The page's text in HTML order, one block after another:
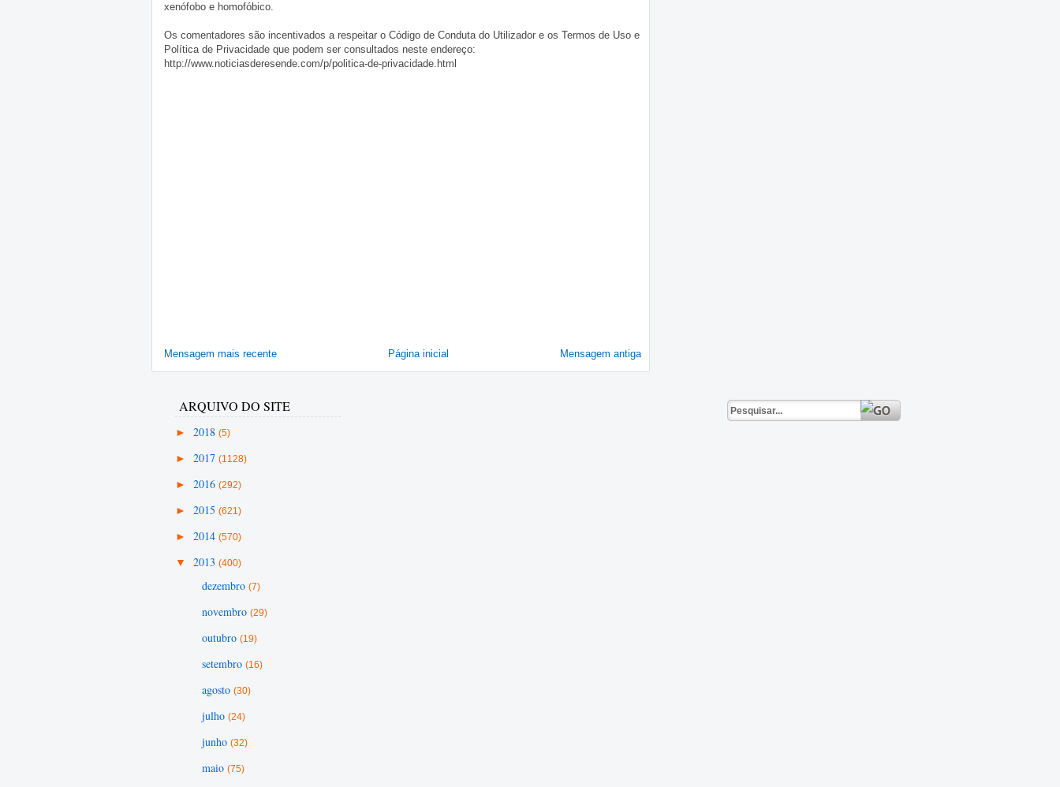
xenófobo e homofóbico.
Os comentadores são incentivados a respeitar o Código de Conduta do Utilizador e os Termos de Uso e
Política de Privacidade que podem ser consultados neste endereço:
http://www.noticiasderesende.com/p/politica-de-privacidade.html
Mensagem mais recente Mensagem antiga
Página inicial
ARQUIVO DO SITE
► 2018 (5)
► 2017 (1128)
► 2016 (292)
► 2015 (621)
► 2014 (570)
▼ 2013 (400)
dezembro (7)
novembro (29)
outubro (19)
setembro (16)
agosto (30)
julho (24)
junho (32)
maio (75)